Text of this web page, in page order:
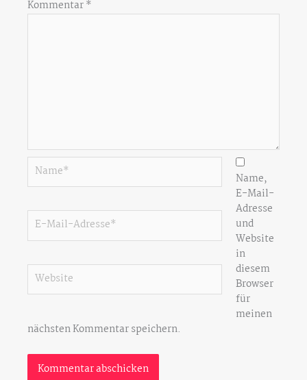
Kommentar*
Name*
E-
Mail-
Website
Name,
E-Mail-
Adresse
und
Website
in
diesem
Browser
für
meinen
nächsten Kommentar speichern.